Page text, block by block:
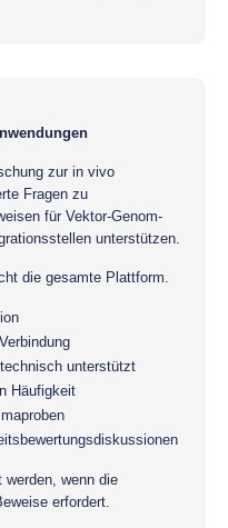
zur in vivo
Fragen zu
für Vektor-Genom-
unterstützen.
die gesamte Plattform.
unterstützt
Häufigkeit
werden, wenn die
erfordert.